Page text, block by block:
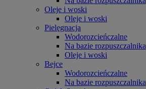
Oleje i woski
Oleje i woski
Pielęgnacja
Wodorozcieńczalne
Na bazie rozpuszczalnika
Oleje i woski
Bejce
Wodorozcieńczalne
Na bazie rozpuszczalnika